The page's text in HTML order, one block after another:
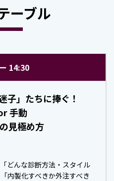
ーブル
14:30
子」たちに捧ぐ！
手動
見極め方
どんな診断方法・スタイル
内製化すべきか外注すべき